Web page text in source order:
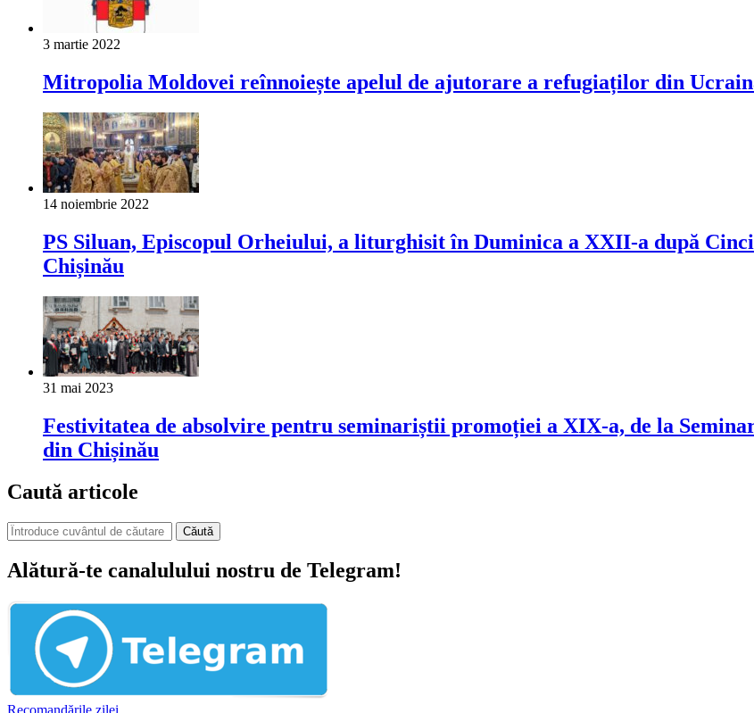
3 martie 2022
Mitropolia Moldovei reînnoiește apelul de ajutorare a refugiaților din
14 noiembrie 2022
PS Siluan, Episcopul Orheiului, a liturghisit în Duminica a XXII-a după
Chișinău
31 mai 2023
Festivitatea de absolvire pentru seminariștii promoției a XIX-a, de la
din Chișinău
Caută articole
Căută
Alătură-te canalulului nostru de Telegram!
Recomandările zilei